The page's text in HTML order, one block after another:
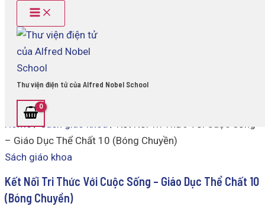
content
Main
Menu
Thư viện điện tử của Alfred Nobel School
Home/Sách giáo khoa / Kết Nối Tri Thức Với Cuộc Sống
– Giáo Dục Thể Chất 10 (Bóng Chuyền)
Sách giáo khoa
Kết Nối Tri Thức Với Cuộc Sống – Giáo Dục Thể Chất 10
(Bóng Chuyền)
Cuộc
Giáo
Chất
(Bóng
quantity